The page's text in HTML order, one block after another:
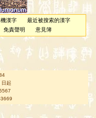
機漢字
最近被搜索的漢字
免責聲明 意見簿
起